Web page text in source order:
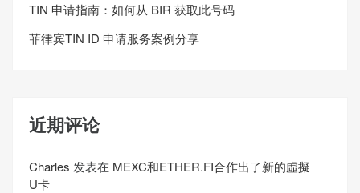
TIN 申请指南：如何从 BIR 获取此号码
菲律宾TIN ID 申请服务案例分享
近期评论
Charles 发表在 MEXC和ETHER.FI合作出了新的虛擬
U卡